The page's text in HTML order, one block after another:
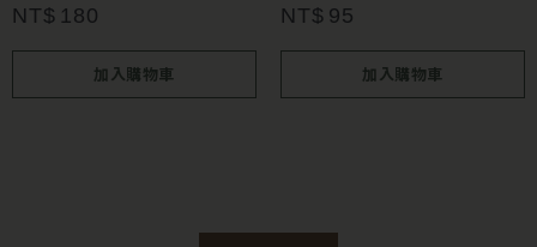
NT$ 180
加入購物車
NT$ 95
加入購物車